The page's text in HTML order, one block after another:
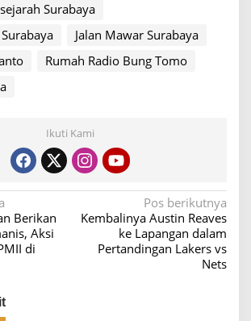
Surabaya
Jalan Mawar Surabaya
Rumah Radio Bung Tomo
Ikuti Kami
Berikan
Aksi
di
Pos berikutnya
Kembalinya Austin Reaves
ke Lapangan dalam
Pertandingan Lakers vs
Nets